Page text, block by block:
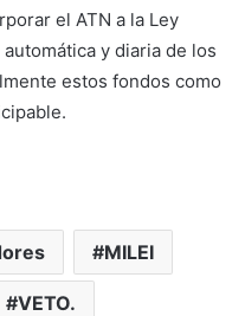
el ATN a la Ley
y diaria de los
estos fondos como
MILEI
VETO.